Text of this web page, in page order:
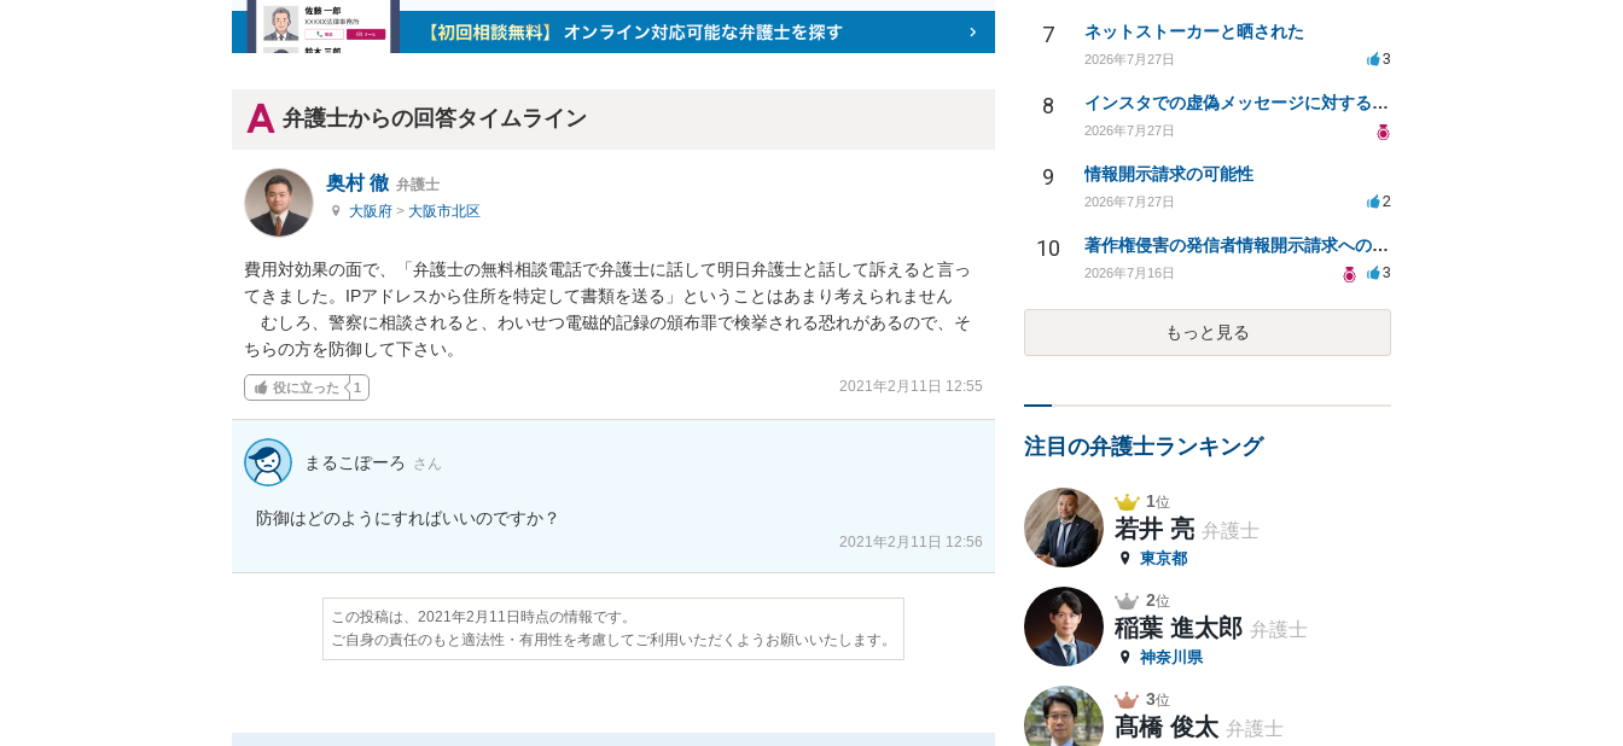
弁護士からの回答タイムライン
奥村 徹 弁護士
大阪府 > 大阪市北区
費用対効果の面で、「弁護士の無料相談電話で弁護士に話して明日弁護士と話して訴えると言っ
てきました。IPアドレスから住所を特定して書類を送る」ということはあまり考えられません
むしろ、警察に相談されると、わいせつ電磁的記録の頒布罪で検挙される恐れがあるので、そ
ちらの方を防御して下さい。
役に立った 1 2021年2月11日 12:55
まるこぽーろ さん
防御はどのようにすればいいのですか？
2021年2月11日 12:56
この投稿は、2021年2月11日時点の情報です。
ご自身の責任のもと適法性・有用性を考慮してご利用いただくようお願いいたします。
7 ネットストーカーと晒された
2026年7月27日 3
8 インスタでの虚偽メッセージに対する法的対応の必要性は？
2026年7月27日
9 情報開示請求の可能性
2026年7月27日 2
10 著作権侵害の発信者情報開示請求への対応策について相談
2026年7月16日 3
もっと見る
注目の弁護士ランキング
1位
若井 亮 弁護士
東京都
2位
稲葉 進太郎 弁護士
神奈川県
3位
髙橋 俊太 弁護士